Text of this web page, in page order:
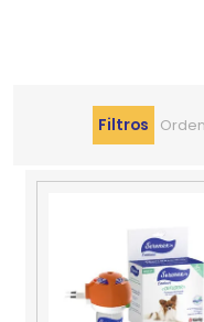
Filtros